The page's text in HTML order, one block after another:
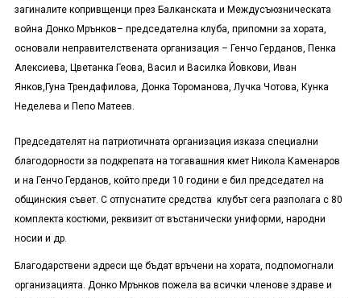
загиналите копривщенци през Балканската и Междусъюзническата
война Донко Мрънков– председателна клуба, припомни за хората,
основали неправителствената организация – Генчо Герданов, Пенка
Алексиева, Цветанка Геова, Васил и Василка Йовкови, Иван
Янков, Гуна Трендафилова, Донка Тороманова, Лучка Чотова, Кунка
Неделева и Пепо Матеев.
Председателят на патриотичната организация изказа специални
благодорности за подкрепата на тогавашния кмет Никола Каменаров
и на Генчо Герданов, който преди 10 години е бил председател на
общинския съвет. С отпуснатите средства клубътсега разполага с 80
комплекта костюми, реквизит от въстанически униформи, народни
носии и др.
Благодарствени адреси ще бъдат връчени на хората, подпомогнали
организацията. Донко Мрънков пожела ва всички членове здраве и